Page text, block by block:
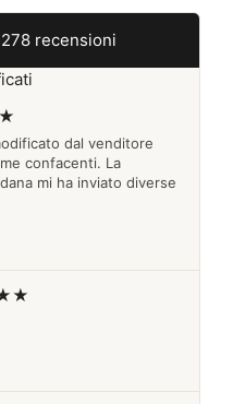
278 recensioni
dal venditore
confacenti. La
mi ha inviato diverse